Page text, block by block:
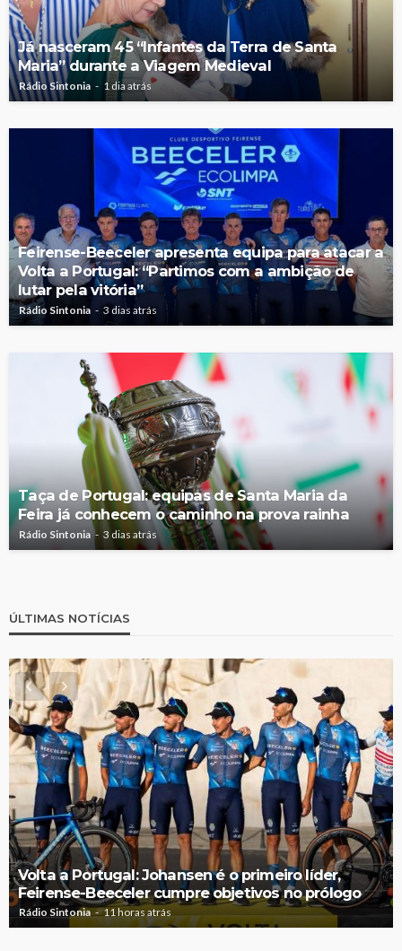
Já nasceram 45 “Infantes da Terra de Santa
Maria” durante a Viagem Medieval
Rádio Sintonia 1 dia atrás
Feirense-Beeceler apresenta equipa para atacar a
Volta a Portugal: “Partimos com a ambição de
lutar pela vitória”
Rádio Sintonia 3 dias atrás
Taça de Portugal: equipas de Santa Maria da
Feira já conhecem o caminho na prova rainha
Rádio Sintonia 3 dias atrás
ÚLTIMAS NOTÍCIAS
Volta a Portugal: Johansen é o primeiro líder,
Feirense-Beeceler cumpre objetivos no prólogo
Rádio Sintonia 11 horas atrás